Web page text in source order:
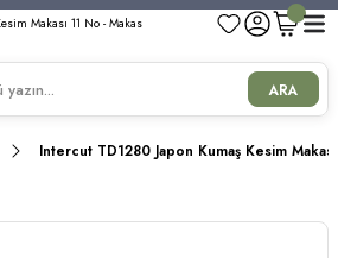
Üzeri Alışverişlerde Kargo Bedava!
Üzeri Alışverişlerde Kargo Bedava!
ARA
Intercut TD1280 Japon Kumaş Kesim